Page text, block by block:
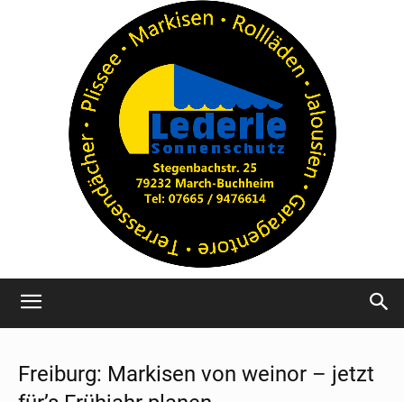
Freiburg: Markisen von weinor – jetzt